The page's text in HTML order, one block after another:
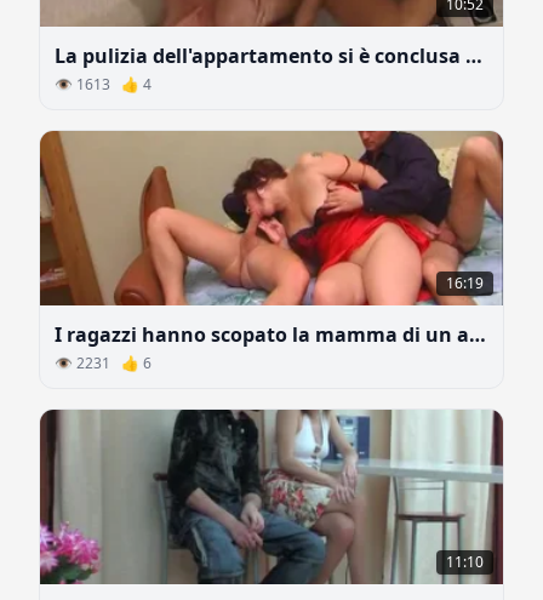
10:52
La pulizia dell'appartamento si è conclusa con la masturbazione
👁 1613 👍 4
16:19
I ragazzi hanno scopato la mamma di un amico, risparmiando la solitudine
👁 2231 👍 6
11:10